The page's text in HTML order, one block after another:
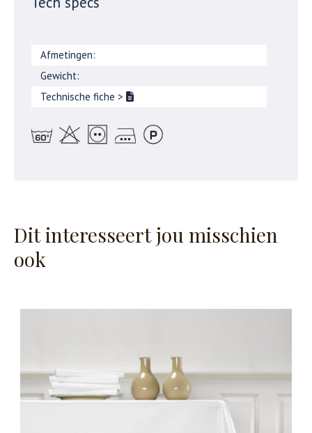
Afmetingen:
Gewicht:
Technische fiche >
Dit interesseert jou misschien
ook